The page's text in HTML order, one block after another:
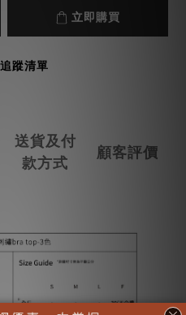
立即購買
蹤清單
送貨及付
款方式
顧客評價